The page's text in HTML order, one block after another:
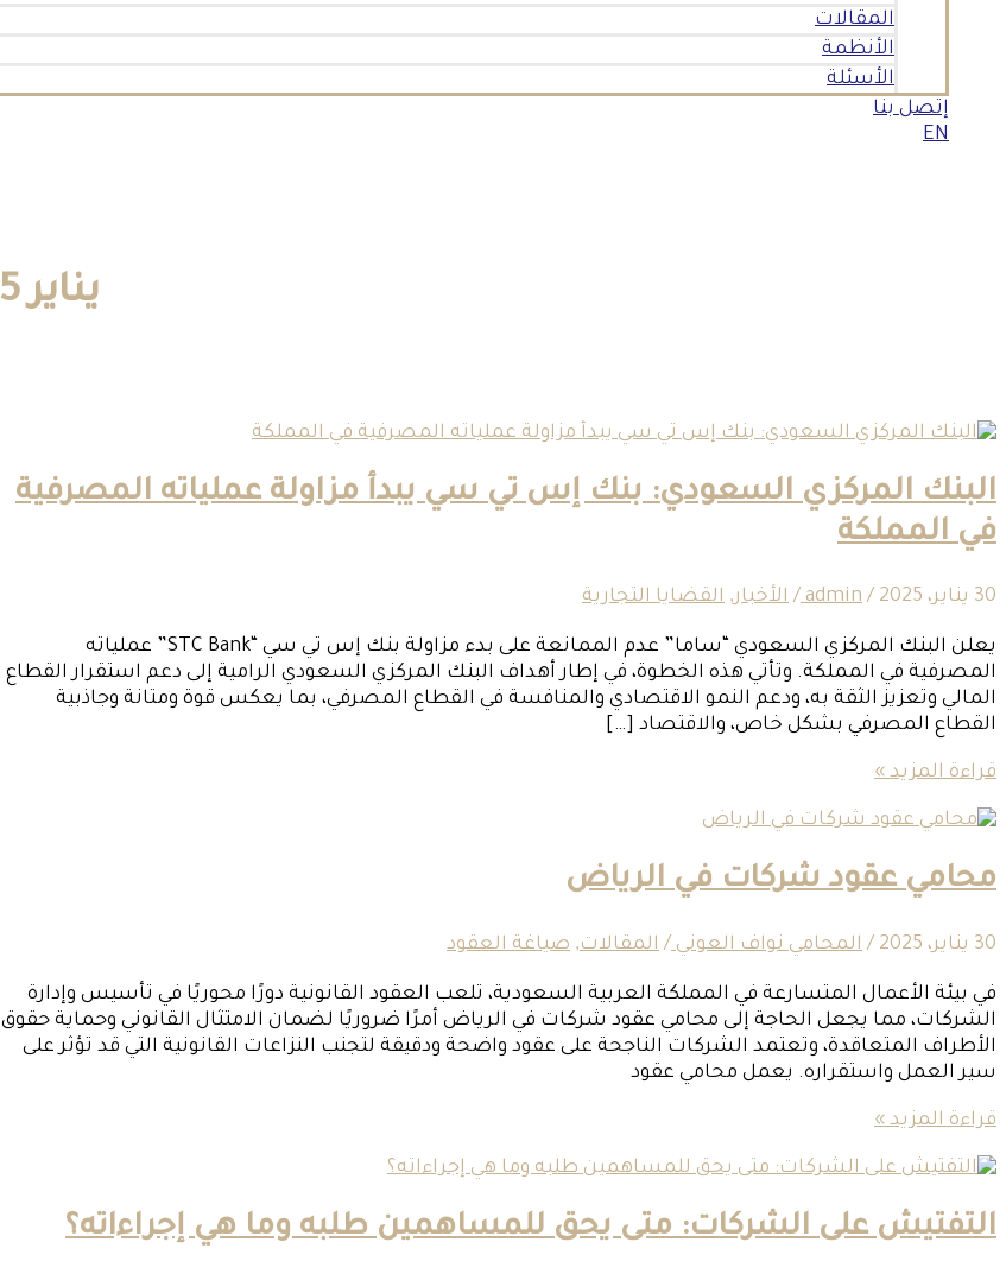
المقالات
الأنظمة
الأسئلة
إتصل بنا
EN
يناير 2025
البنك المركزي السعودي: بنك إس تي سي يبدأ مزاولة عملياته المصرفية
في المملكة
30 يناير، 2025 /
admin
/الأخبار, القضايا التجارية
يعلن البنك المركزي السعودي “ساما” عدم الممانعة على بدء مزاولة بنك إس تي سي “STC Bank” عملياته
المصرفية في المملكة. وتأتي هذه الخطوة، في إطار أهداف البنك المركزي السعودي الرامية إلى دعم استقرار القطاع
المالي وتعزيز الثقة به، ودعم النمو الاقتصادي والمنافسة في القطاع المصرفي، بما يعكس قوة ومتانة وجاذبية
القطاع المصرفي بشكل خاص، والاقتصاد […]
قراءة المزيد »
محامي عقود شركات في الرياض
30 يناير، 2025 /المحامي نواف العوني/المقالات, صياغة العقود
في بيئة الأعمال المتسارعة في المملكة العربية السعودية، تلعب العقود القانونية دورًا محوريًا في تأسيس وإدارة
الشركات، مما يجعل الحاجة إلى محامي عقود شركات في الرياض أمرًا ضروريًا لضمان الامتثال القانوني وحماية حقوق
الأطراف المتعاقدة، وتعتمد الشركات الناجحة على عقود واضحة ودقيقة لتجنب النزاعات القانونية التي قد تؤثر على
سير العمل واستقراره. يعمل محامي عقود
قراءة المزيد »
التفتيش على الشركات: متى يحق للمساهمين طلبه وما هي إجراءاته؟